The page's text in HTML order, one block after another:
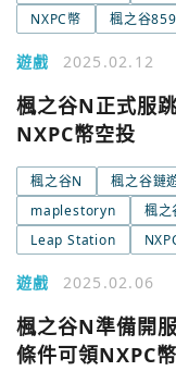
NXPC幣
楓之谷
遊戲 2025.02.12
楓之谷N正式服
NXPC幣空投
楓之谷N 楓之谷鏈
maplestoryn
楓之
Leap Station
遊戲 2025.02.06
楓之谷N準備開
條件可領NXPC幣
今日熱門
繼續表